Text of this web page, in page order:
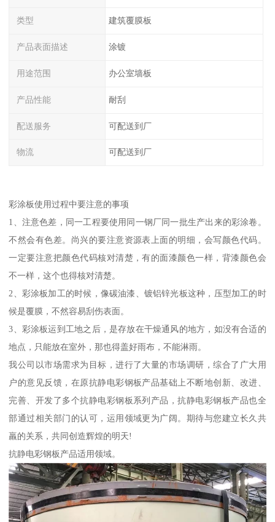
类型 建筑覆膜板
产品表面描述 涂镀
用途范围 办公室墙板
产品性能 耐刮
配送服务 可配送到厂
物流 可配送到厂
彩涂板使用过程中要注意的事项
1、注意色差，同一工程要使用同一钢厂同一批生产出来的彩涂卷。
不然会有色差。尚兴的要注意资源表上面的明细，会写颜色代码。
一定要注意把颜色代码核对清楚，有的面漆颜色一样，背漆颜色会
不一样，这个也得核对清楚。
2、彩涂板加工的时候，像碳油漆、镀铝锌光板这种，压型加工的时
候是覆膜，不然容易刮伤表面。
3、彩涂板运到工地之后，是存放在干燥通风的地方，如没有合适的
地点，只能放在室外，那也得盖好雨布，不能淋雨。
我公司以市场需求为目标，进行了大量的市场调研，综合了广大用
户的意见反馈，在原抗静电彩钢板产品基础上不断地创新、改进、
完善、开发了多个抗静电彩钢板系列产品，抗静电彩钢板产品也全
部通过相关部门的认可，运用领域更为广阔。期待与您建立长久共
羸的关系，共同创造辉煌的明天!
抗静电彩钢板产品适用领域。